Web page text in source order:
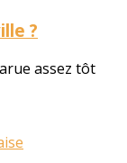
?
assez tôt